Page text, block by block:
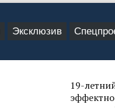
Эксклюзив
19-